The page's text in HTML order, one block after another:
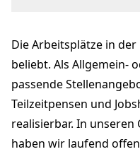
duebendorf@praxis-
+41 44 821 62 14
praxis-gruppe.ch
Die Arbeitsplätze in
beliebt. Als Allgemein-
passende
Teilzeitpensen und
realisierbar. In
haben wir laufend